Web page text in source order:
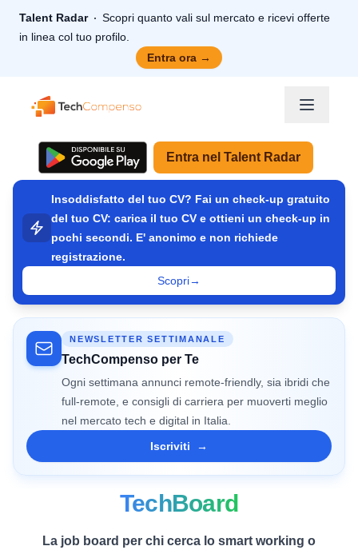
Talent Radar
Scopri quanto vali sul mercato e ricevi offerte
in linea col tuo profilo.
Entra ora →
TechCompenso
Entra nel Talent Radar
Insoddisfatto del tuo CV? Fai un check-up gratuito
del tuo CV: carica il tuo CV e ottieni un check-up in
pochi secondi. E' anonimo e non richiede
registrazione.
Scopri→
NEWSLETTER SETTIMANALE
TechCompenso per Te
Ogni settimana annunci remote-friendly, sia ibridi che
full-remote, e consigli di carriera per muoverti meglio
nel mercato tech e digital in Italia.
Iscriviti
→
TechBoard
La job board per chi cerca lo smart working o